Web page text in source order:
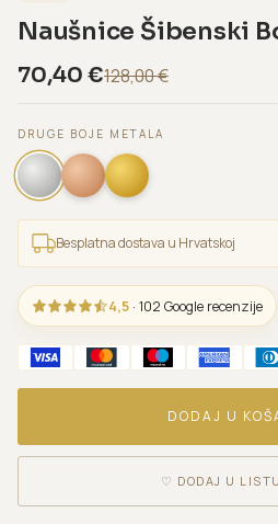
Naušnice Šibenski
70,40 €128,00€
DRUGE BOJE METALA
Besplatna dostava u Hrvatskoj
4,5 · 102 Google recenzije
DODAJ U
♡ DODAJ U